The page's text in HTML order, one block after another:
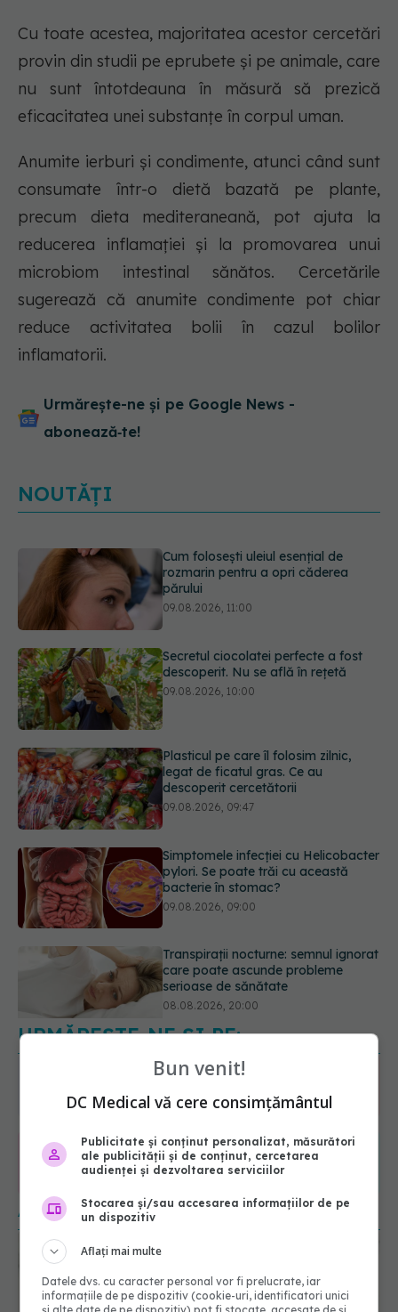
Cu toate acestea, majoritatea acestor cercetări
provin din studii pe eprubete și pe animale, care
nu sunt întotdeauna în măsură să prezică
eficacitatea unei substanțe în corpul uman.
Anumite ierburi și condimente, atunci când sunt
consumate într-o dietă bazată pe plante,
precum dieta mediteraneană, pot ajuta la
reducerea inflamației și la promovarea unui
microbiom intestinal sănătos. Cercetările
sugerează că anumite condimente pot chiar
reduce activitatea bolii în cazul bolilor
inflamatorii.
Urmărește-ne și pe Google News -
abonează‑te!
NOUTĂȚI
Secretul ciocolatei perfecte a fost
descoperit. Nu se află în rețetă
09.08.2026, 10:00
Plasticul pe care îl folosim zilnic,
legat de ficatul gras. Ce au
descoperit cercetătorii
Simptomele infecției cu Helicobacter
pylori. Se poate trăi cu această
bacterie în stomac?
09.08.2026, 09:00
Transpirații nocturne: semnul ignorat
care poate ascunde probleme
serioase de sănătate
08.08.2026, 20:00
Cum folosești uleiul esențial de
rozmarin pentru a opri căderea
părului
09.08.2026, 11:00
URMĂREȘTE-NE ȘI PE:
URMĂRITORI 6560
ABONAȚI
365 1401
ARTICOLE SIMILARE
Bun venit!
DC Medical vă cere consimțământul
Publicitate și conținut personalizat, măsurători
ale publicității și de conținut, cercetarea
audienței și dezvoltarea serviciilor
Stocarea și/sau accesarea informațiilor de pe
un dispozitiv
Aflați mai multe
Datele dvs. cu caracter personal vor fi prelucrate, iar
informațiile de pe dispozitiv (cookie-uri, identificatori unici